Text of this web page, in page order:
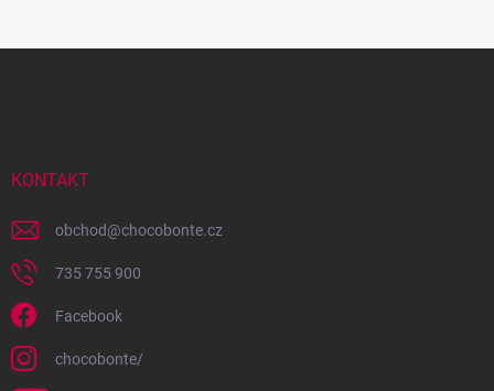
KONTAKT
obchod@chocobonte.cz
735 755 900
Facebook
chocobonte/